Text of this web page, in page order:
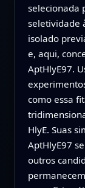
selecionada
seletividade
isolado
e, aqui,
AptHlyE97.
como essa
HlyE. Suas
AptHlyE97
outros